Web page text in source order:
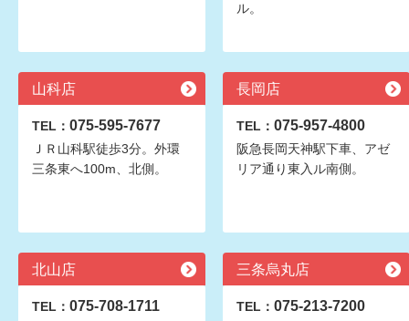
ル。
山科店
TEL： 075-595-7677
ＪＲ山科駅徒歩3分。外環
三条東へ100m、北側。
長岡店
TEL： 075-957-4800
阪急長岡天神駅下車、アゼ
リア通り東入ル南側。
北山店
TEL： 075-708-1711
三条烏丸店
TEL： 075-213-7200